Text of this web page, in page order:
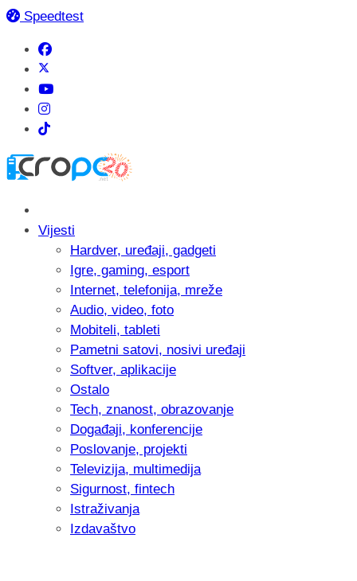
Speedtest
Vijesti
Hardver, uređaji, gadgeti
Igre, gaming, esport
Internet, telefonija, mreže
Audio, video, foto
Mobiteli, tableti
Pametni satovi, nosivi uređaji
Softver, aplikacije
Ostalo
Tech, znanost, obrazovanje
Događaji, konferencije
Poslovanje, projekti
Televizija, multimedija
Sigurnost, fintech
Istraživanja
Izdavaštvo